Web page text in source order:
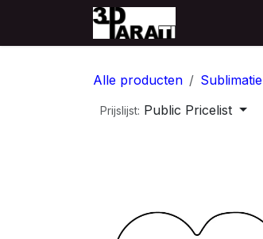
Overslaan naar inhoud
Alle producten Sublimatie
Prijslijst: Public Pricelist